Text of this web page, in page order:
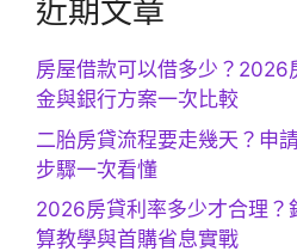
近期文章
房屋借款可以借多少？2026
金與銀行方案一次比較
二胎房貸流程要走幾天？申
步驟一次看懂
2026房貸利率多少才合理？
算教學與首購省息實戰